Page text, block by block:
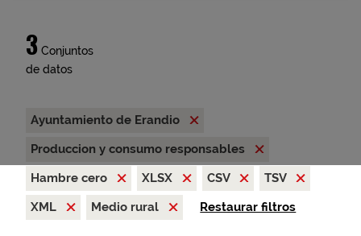
3 Conjuntos
de datos
Ayuntamiento de Erandio
Produccion y consumo responsables
Hambre cero
XLSX CSV
TSV
XML
Medio rural Restaurar filtros